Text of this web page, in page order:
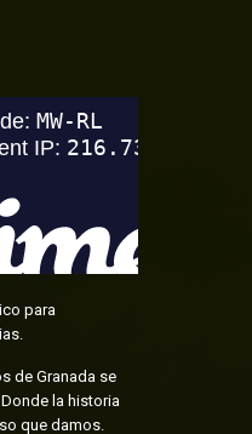
para
de Granada se
la historia
que damos.